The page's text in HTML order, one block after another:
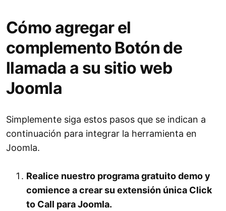
Cómo agregar el
complemento Botón de
llamada a su sitio web
Joomla
Simplemente siga estos pasos que se indican a
continuación para integrar la herramienta en
Joomla.
Realice nuestro programa gratuito demo y
comience a crear su extensión única Click
to Call para Joomla.